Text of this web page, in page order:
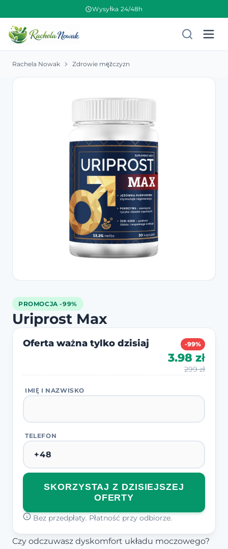
Wysyłka 24/48h
Rachela Nowak Zdrowie mężczyzn
PROMOCJA -99%
Uriprost Max
Oferta ważna tylko dzisiaj -99%
3.98 zł
299 zł
IMIĘ I NAZWISKO
TELEFON
SKORZYSTAJ Z DZISIEJSZEJ
OFERTY
Bez przedpłaty. Płatność przy odbiorze.
Czy odczuwasz dyskomfort układu moczowego?